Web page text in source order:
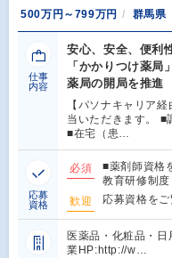
500万円～799万円
群馬県
仕事
内容
安心、安全、便利
「かかりつけ薬局
薬局の開局を推進
【パソナキャリア
当いただきます。 ■
■在宅（患…
応募
資格
必須
■薬剤師資格
教育研修制
歓迎
応募資格を
医薬品・化粧品・
業HP:http://w…